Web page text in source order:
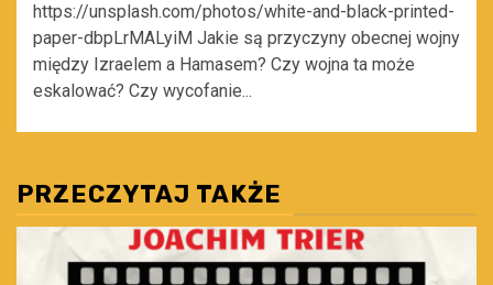
https://unsplash.com/photos/white-and-black-printed-
paper-dbpLrMALyiM Jakie są przyczyny obecnej wojny
między Izraelem a Hamasem? Czy wojna ta może
eskalować? Czy wycofanie...
PRZECZYTAJ TAKŻE